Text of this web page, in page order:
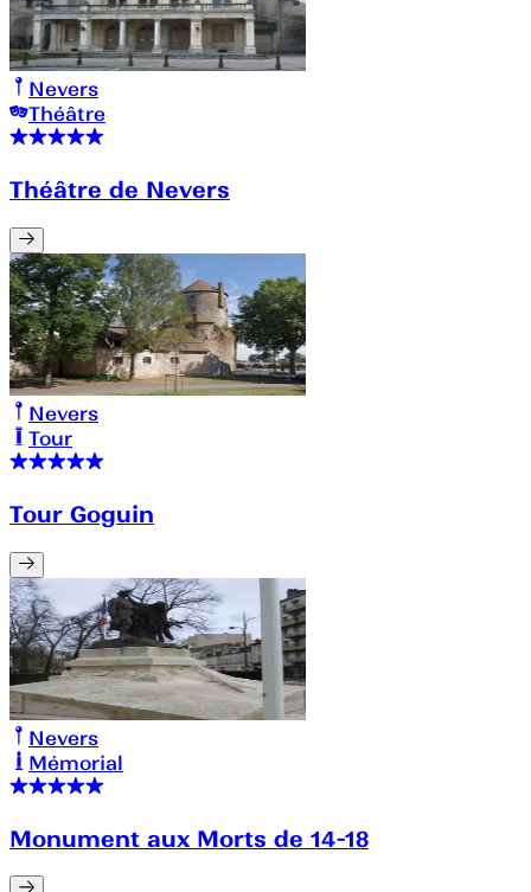
Nevers
Théâtre
Théâtre de Nevers
Nevers
Tour
Tour Goguin
Nevers
Mémorial
Monument aux Morts de 14-18